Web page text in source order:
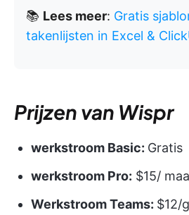
📚 Lees meer: Gratis
takenlijsten in Excel &
Prijzen van Wispr
werkstroom Basic: Gratis
werkstroom Pro: $15/
Werkstroom Teams: $12/